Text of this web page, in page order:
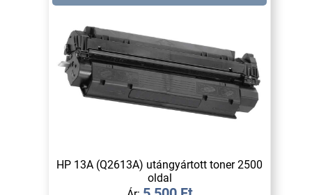
HP 13A (Q2613A) utángyártott toner 2500
oldal